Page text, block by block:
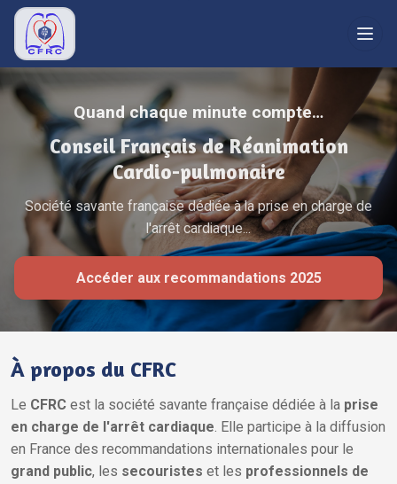
Recommandations
Réanimation
Bibliographie
Secourisme
Grand public
FORMATION
Congrès
LE CFRC
À propos
Quand chaque minute compte…
Conseil Français de Réanimation
Cardio-pulmonaire
Société savante française dédiée à la prise en charge de
l'arrêt cardiaque...
Accéder aux recommandations 2025
À propos du CFRC
Le CFRC est la société savante française dédiée à la prise
en charge de l'arrêt cardiaque. Elle participe à la diffusion
en France des recommandations internationales pour le
grand public, les secouristes et les professionnels de